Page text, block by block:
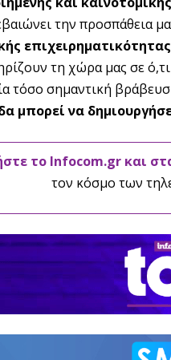
την προσπάθεια
τη χώρα μας σε
τόσο σημαντική
μπορεί να
το Infocom.gr και
τον κόσμο των